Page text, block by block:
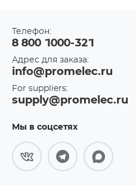
Телефон:
8 800 1000-321
Адрес для заказа:
info@promelec.ru
For suppliers:
supply@promelec.ru
Мы в соцсетях